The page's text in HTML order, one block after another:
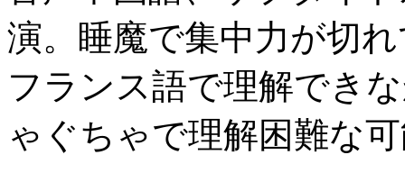
演。睡魔で集中力が切
フランス語で理解でき
ゃぐちゃで理解困難な